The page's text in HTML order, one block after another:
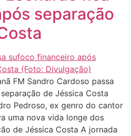
separação
FM Sandro Cardoso passa
de Jéssica Costa
Pedroso, ex genro do cantor
uma nova vida longe dos
de Jéssica Costa A jornada